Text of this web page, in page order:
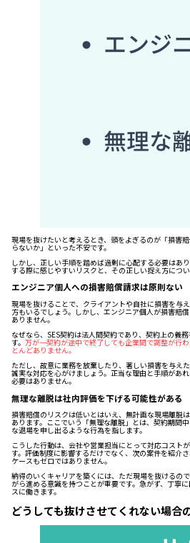
現場を抜けたいと考えるとき、頭をよぎるのが「損害
らないか」といった不安です。
しかし、正しい手順を踏めば過剰に心配する必要はあ
する際に感じやすいリスクと、その正しい捉え方につい
エンジニア個人への損害賠償請求は原則ない
現場を抜けることで、クライアントや自社に損害を与
方もいるでしょう。しかし、エンジニア個人が損害賠
ありません。
なぜなら、SES契約は法人間契約であり、契約上の義
す。 万が一契約が途中で終了しても企業間で調整が行
とんどありません。
ただし、故意に業務を放棄したり、著しい損害を与え
誠実な対応を心がけましょう。正当な理由と手順があ
必要はありません。
無理な離脱は社内評価を下げる可能性がある
損害賠償のリスクは低いとはいえ、無計画な現場離脱
あります。ここでいう「無理な離脱」とは、契約期間
な退場を申し出るような行為を指します。
こうした行動は、会社や営業担当にとって対応コスト
す。評価制度に影響するだけでなく、次の案件を紹介
ケースもゼロではありません。
納得のいくキャリアを築くには、ただ現場を抜けるの
がら進める意識を持つことが重要です。急がず、丁寧
スに働きます。
どうしても抜けさせてくれない場合